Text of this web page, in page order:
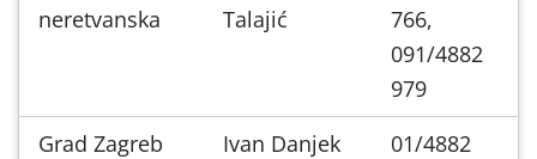
neretvanska
Talajić
766,
091/4882
979
Grad Zagreb
Ivan Danjek
01/4882